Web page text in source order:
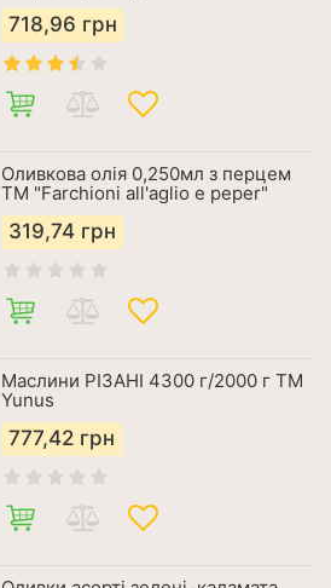
718,96 грн
Оливкова олія 0,250мл з перцем
ТМ "Farchioni all'aglio e peper"
319,74 грн
Маслини РІЗАНІ 4300 г/2000 г ТМ
Yunus
777,42 грн